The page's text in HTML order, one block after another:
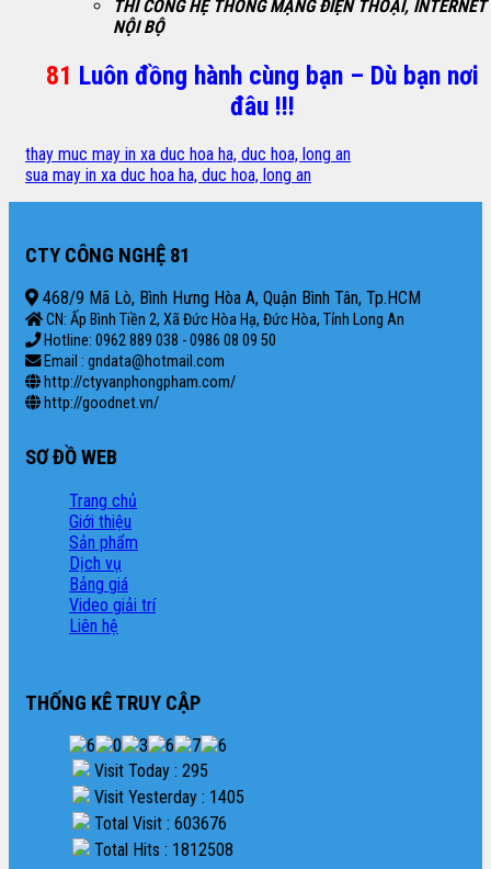
THI CÔNG HỆ THỐNG MẠNG ĐIỆN THOẠI, INTERNET
NỘI BỘ
81 Luôn đồng hành cùng bạn – Dù bạn nơi
đâu !!!
thay muc may in xa duc hoa ha, duc hoa, long an
sua may in xa duc hoa ha, duc hoa, long an
CTY CÔNG NGHỆ 81
468/9 Mã Lò, Bình Hưng Hòa A, Quận Bình Tân, Tp.HCM
CN: Ấp Bình Tiền 2, Xã Đức Hòa Hạ, Đức Hòa, Tỉnh Long An
Hotline: 0962 889 038 - 0986 08 09 50
Email : gndata@hotmail.com
http://ctyvanphongpham.com/
http://goodnet.vn/
SƠ ĐỒ WEB
Trang chủ
Giới thiệu
Sản phẩm
Dịch vụ
Bảng giá
Video giải trí
Liên hệ
THỐNG KÊ TRUY CẬP
Visit Today : 295
Visit Yesterday : 1405
Total Visit : 603676
Total Hits : 1812508